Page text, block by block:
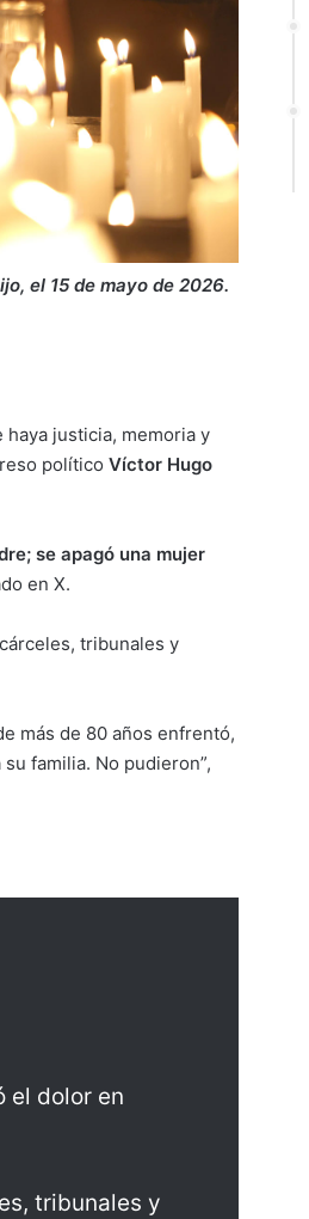
el 15 de mayo de 2026.
justicia, memoria y
político Víctor Hugo
se apagó una mujer
en X.
tribunales y
más de 80 años enfrentó,
familia. No pudieron”,
el dolor en
tribunales y